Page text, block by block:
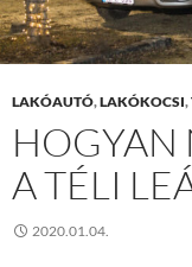
LAKÓAUTÓ,LAKÓKOCSI,
HOGYAN
A TÉLI
2020.01.04.